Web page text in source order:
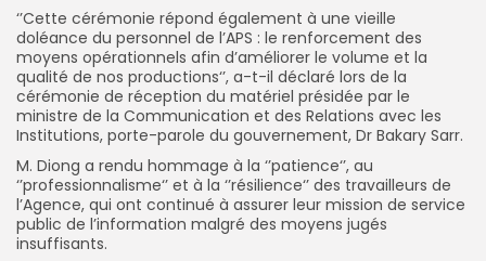
‘’Cette cérémonie répond également à une vieille
doléance du personnel de l’APS : le renforcement des
moyens opérationnels afin d’améliorer le volume et la
qualité de nos productions‘’, a-t-il déclaré lors de la
cérémonie de réception du matériel présidée par le
ministre de la Communication et des Relations avec les
Institutions, porte-parole du gouvernement, Dr Bakary Sarr.
M. Diong a rendu hommage à la ‘’patience‘’, au
‘’professionnalisme‘’ et à la ‘’résilience‘’ des travailleurs de
l’Agence, qui ont continué à assurer leur mission de service
public de l’information malgré des moyens jugés
insuffisants.